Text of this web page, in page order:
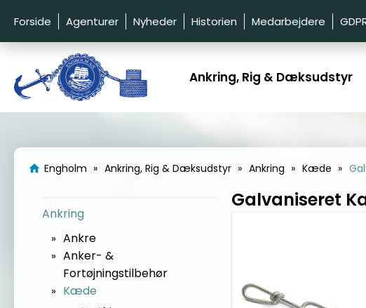
Forside Agenturer Nyheder Historien Medarbejdere
Ankring, Rig & Dæksudstyr
home Engholm Ankring, Rig & Dæksudstyr Ankring Kæde
Ankring
Ankre
Anker- &
Fortøjningstilbehør
Kæde
Galvaniseret